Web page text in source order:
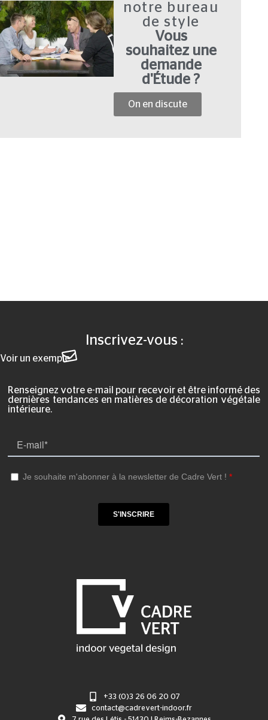
notre bureau
de style
Vous
souhaitez une
demande
d'Étude ?
On en discute
Inscrivez-vous :
Voir un exemple
Renseignez votre e-mail pour recevoir et être informé des
dernières tendances en matières de décoration végétale
intérieure.
+33 (0)3 26 06 20 07
contact@cadrevert-indoor.fr